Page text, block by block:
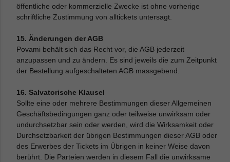
öffentliche oder kommerzielle Zwecke ist ohne vorherige
schriftliche Zustimmung von alltickets untersagt.
15. Änderungen der AGB
Povami behält sich das Recht vor, die AGB jederzeit
anzupassen und zu ändern. Es sind jeweils die zum Zeitpunkt
der Bestellung aufgeschalteten AGB massgebend.
16. Salvatorische Klausel
Sollte eine oder mehrere Bestimmungen dieser Allgemeinen
Geschäftsbedingungen ganz oder teilweise unwirksam oder
undurchsetzbar sein oder werden, wird die Wirksamkeit oder
Durchsetzbarkeit der übrigen Bestimmungen dieser AGB oder
des Erwerbes der Tickets im Übrigen in keiner Weise davon
berührt. Die Parteien werden in diesem Fall die unwirksame